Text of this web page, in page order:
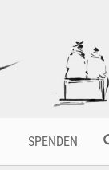
SPENDEN